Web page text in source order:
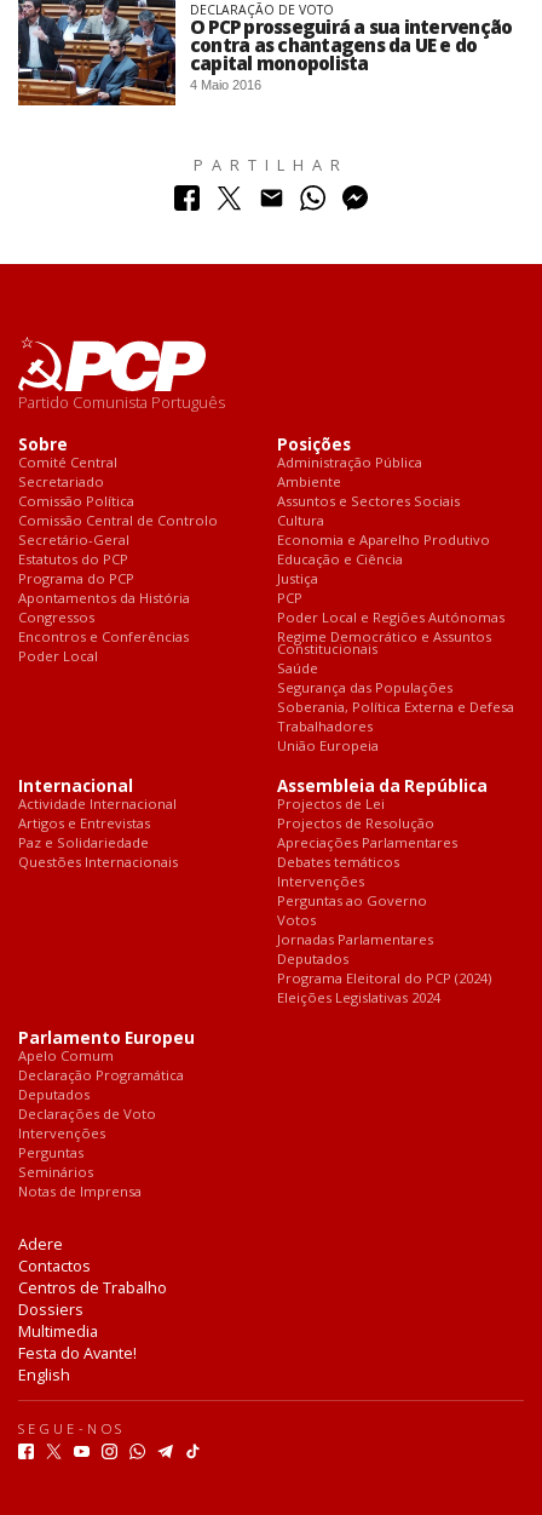
DECLARAÇÃO DE VOTO
O PCP prosseguirá a sua intervenção
contra as chantagens da UE e do
capital monopolista
4 Maio 2016
PARTILHAR
Partido Comunista Português
Sobre
Comité Central
Secretariado
Comissão Política
Comissão Central de Controlo
Secretário-Geral
Estatutos do PCP
Programa do PCP
Apontamentos da História
Congressos
Encontros e Conferências
Poder Local
Posições
Administração Pública
Ambiente
Assuntos e Sectores Sociais
Cultura
Economia e Aparelho Produtivo
Educação e Ciência
Justiça
PCP
Poder Local e Regiões Autónomas
Regime Democrático e Assuntos
Constitucionais
Saúde
Segurança das Populações
Soberania, Política Externa e Defesa
Trabalhadores
União Europeia
Internacional
Actividade Internacional
Artigos e Entrevistas
Paz e Solidariedade
Questões Internacionais
Assembleia da República
Projectos de Lei
Projectos de Resolução
Apreciações Parlamentares
Debates temáticos
Intervenções
Perguntas ao Governo
Votos
Jornadas Parlamentares
Deputados
Programa Eleitoral do PCP (2024)
Eleições Legislativas 2024
Parlamento Europeu
Apelo Comum
Declaração Programática
Deputados
Declarações de Voto
Intervenções
Perguntas
Seminários
Notas de Imprensa
Adere
Contactos
Centros de Trabalho
Dossiers
Multimedia
Festa do Avante!
English
SEGUE-NOS
F T Y I W T T